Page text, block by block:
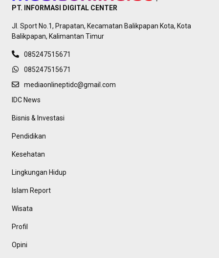
PT. INFORMASI DIGITAL CENTER
Jl. Sport No.1, Prapatan, Kecamatan Balikpapan Kota, Kota
Balikpapan, Kalimantan Timur
085247515671
085247515671
mediaonlineptidc@gmail.com
IDC News
Bisnis & Investasi
Pendidikan
Kesehatan
Lingkungan Hidup
Islam Report
Wisata
Profil
Opini